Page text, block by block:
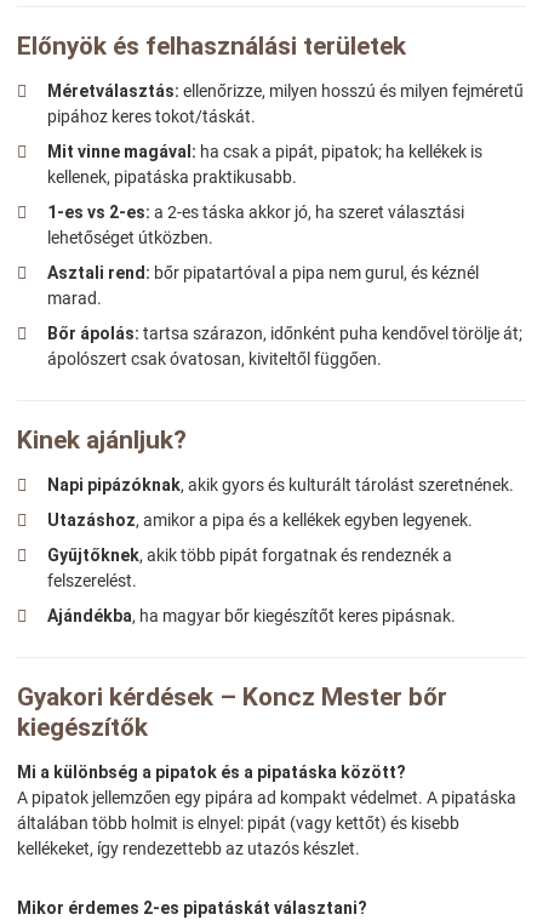
Előnyök és felhasználási területek
Méretválasztás: ellenőrizze, milyen hosszú és milyen fejméretű
pipához keres tokot/táskát.
Mit vinne magával: ha csak a pipát, pipatok; ha kellékek is
kellenek, pipatáska praktikusabb.
1-es vs 2-es: a 2-es táska akkor jó, ha szeret választási
lehetőséget útközben.
Asztali rend: bőr pipatartóval a pipa nem gurul, és kéznél
marad.
Bőr ápolás: tartsa szárazon, időnként puha kendővel törölje át;
ápolószert csak óvatosan, kiviteltől függően.
Kinek ajánljuk?
Napi pipázóknak, akik gyors és kulturált tárolást szeretnének.
Utazáshoz, amikor a pipa és a kellékek egyben legyenek.
Gyűjtőknek, akik több pipát forgatnak és rendeznék a
felszerelést.
Ajándékba, ha magyar bőr kiegészítőt keres pipásnak.
Gyakori kérdések – Koncz Mester bőr
kiegészítők
Mi a különbség a pipatok és a pipatáska között?
A pipatok jellemzően egy pipára ad kompakt védelmet. A pipatáska
általában több holmit is elnyel: pipát (vagy kettőt) és kisebb
kellékeket, így rendezettebb az utazós készlet.
Mikor érdemes 2-es pipatáskát választani?